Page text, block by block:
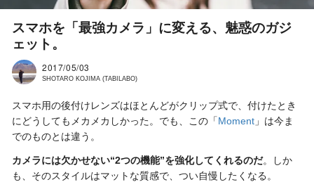
スマホを「最強カメラ」に変える、魅惑のガジ
ェット。
2017/05/03
SHOTARO KOJIMA (TABILABO)
スマホ用の後付けレンズはほとんどがクリップ式で、付けたとき
にどうしてもメカメカしかった。でも、この「Moment 」は今ま
でのものとは違う。
カメラには欠かせない“2つの機能”を強化してくれるのだ。しか
も、そのスタイルはマットな質感で、つい自慢したくなる。